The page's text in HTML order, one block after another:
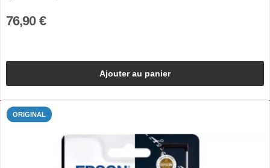
76,90 €
Ajouter au panier
ORIGINAL